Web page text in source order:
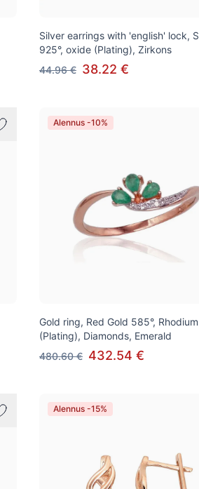
Silver earrings with 'english' lock,
925°, oxide (Plating), Zirkons
44.96 € 38.22 €
Alennus -10%
Gold ring, Red Gold 585°, Rhodium
(Plating), Diamonds, Emerald
480.60 € 432.54 €
Alennus -15%